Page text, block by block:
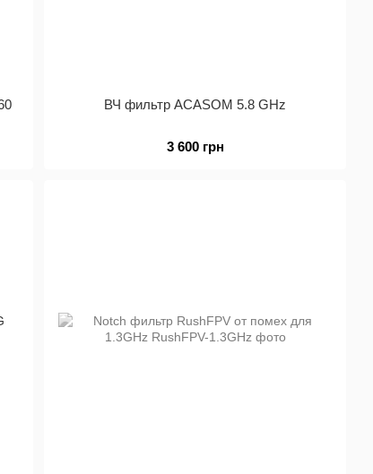
ВЧ фильтр ACASOM 5.8 GHz
3 600 грн